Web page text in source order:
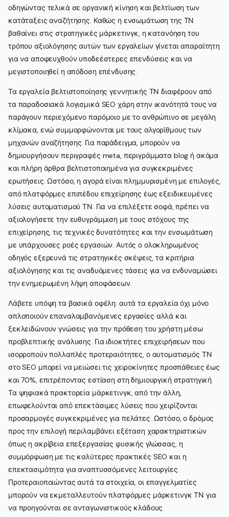
οδηγώντας τελικά σε οργανική κίνηση και βελτίωση των
κατάταξεις αναζήτησης. Καθώς η ενσωμάτωση της ΤΝ
βαθαίνει στις στρατηγικές μάρκετινγκ, η κατανόηση του
τρόπου αξιολόγησης αυτών των εργαλείων γίνεται απαραίτητη
για να αποφευχθούν υποδεέστερες επενδύσεις και να
μεγιστοποιηθεί η απόδοση επένδυσης.
Τα εργαλεία βελτιστοποίησης γεννητικής ΤΝ διαφέρουν από
τα παραδοσιακά λογισμικά SEO χάρη στην ικανότητά τους να
παράγουν περιεχόμενο παρόμοιο με το ανθρώπινο σε μεγάλη
κλίμακα, ενώ συμμορφώνονται με τους αλγορίθμους των
μηχανών αναζήτησης. Για παράδειγμα, μπορούν να
δημιουργήσουν περιγραφές meta, περιγράμματα blog ή ακόμα
και πλήρη άρθρα βελτιστοποιημένα για συγκεκριμένες
ερωτήσεις. Ωστόσο, η αγορά είναι πλημμυρισμένη με επιλογές,
από πλατφόρμες επιπέδου επιχείρησης έως εξειδικευμένες
λύσεις αυτοματισμού ΤΝ. Για να επιλέξετε σοφά, πρέπει να
αξιολογήσετε την ευθυγράμμιση με τους στόχους της
επιχείρησης, τις τεχνικές δυνατότητες και την ενσωμάτωση
με υπάρχουσες ροές εργασιών. Αυτός ο ολοκληρωμένος
οδηγός εξερευνά τις στρατηγικές σκέψεις, τα κριτήρια
αξιολόγησης και τις αναδυόμενες τάσεις για να ενδυναμώσει
την ενημερωμένη λήψη αποφάσεων.
Λάβετε υπόψη τα βασικά οφέλη: αυτά τα εργαλεία όχι μόνο
απλοποιούν επαναλαμβανόμενες εργασίες αλλά και
ξεκλειδώνουν γνώσεις για την πρόθεση του χρήστη μέσω
προβλεπτικής ανάλυσης. Για ιδιοκτήτες επιχειρήσεων που
ισορροπούν πολλαπλές προτεραιότητες, ο αυτοματισμός ΤΝ
στο SEO μπορεί να μειώσει τις χειροκίνητες προσπάθειες έως
και 70%, επιτρέποντας εστίαση στη δημιουργική στρατηγική.
Τα ψηφιακά πρακτορεία μάρκετινγκ, από την άλλη,
επωφελούνται από επεκτάσιμες λύσεις που χειρίζονται
προσαρμογές συγκεκριμένες για πελάτες. Ωστόσο, ο δρόμος
προς την επιλογή περιλαμβάνει εξέταση χαρακτηριστικών
όπως η ακρίβεια επεξεργασίας φυσικής γλώσσας, η
συμμόρφωση με τις καλύτερες πρακτικές SEO και η
επεκτασιμότητα για αναπτυσσόμενες λειτουργίες.
Προτεραιοποιώντας αυτά τα στοιχεία, οι επαγγελματίες
μπορούν να εκμεταλλευτούν πλατφόρμες μάρκετινγκ ΤΝ για
να προηγούνται σε ανταγωνιστικούς κλάδους.